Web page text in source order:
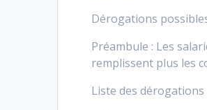
Dérogations
Préambule : Les
remplissent plus les
Liste des dérogations